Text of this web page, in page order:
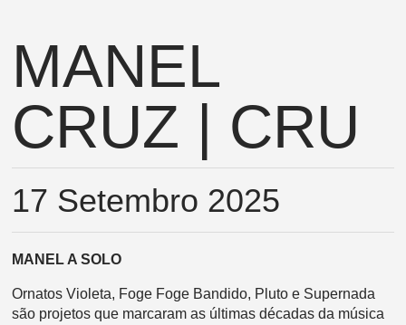
MANEL
CRUZ | CRU
17 Setembro 2025
MANEL A SOLO
Ornatos Violeta, Foge Foge Bandido, Pluto e Supernada
são projetos que marcaram as últimas décadas da música